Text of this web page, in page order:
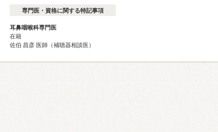
専門医・資格に関する特記事項
耳鼻咽喉科専門医
在籍
佐伯 昌彦 医師（補聴器相談医）